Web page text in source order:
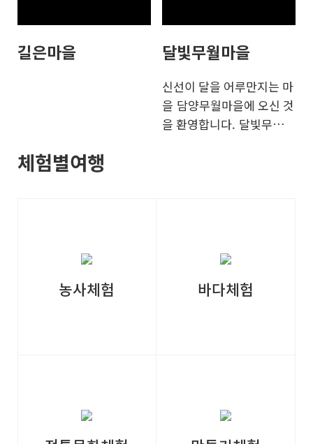
길은마을 달빛무월마을
신선이 달을 어루만지는 마
을 담양무월마을에 오신 것
을 환영합니다. 달빛무월마
쌀 재배단지와 목탁바위,
망대, 디딜방앗간, 마르지
느낄수 있는 즐거움과 휴식
을 주는 마을입니다. 무월
체험별여행
농사체험 바다체험